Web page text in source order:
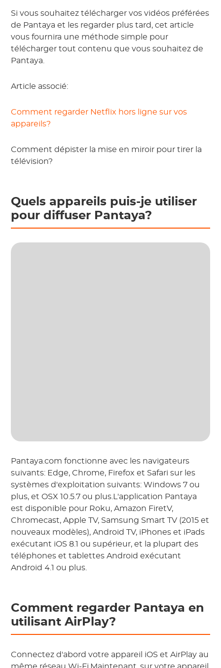
Si vous souhaitez télécharger vos vidéos préférées
de Pantaya et les regarder plus tard, cet article
vous fournira une méthode simple pour
télécharger tout contenu que vous souhaitez de
Pantaya.
Article associé:
Comment regarder Netflix hors ligne sur vos
appareils?
Comment dépister la mise en miroir pour tirer la
télévision?
Quels appareils puis-je utiliser
pour diffuser Pantaya?
Pantaya.com fonctionne avec les navigateurs
suivants: Edge, Chrome, Firefox et Safari sur les
systèmes d'exploitation suivants: Windows 7 ou
plus, et OSX 10.5.7 ou plus.L'application Pantaya
est disponible pour Roku, Amazon FiretV,
Chromecast, Apple TV, Samsung Smart TV (2015 et
nouveaux modèles), Android TV, iPhones et iPads
exécutant iOS 8.1 ou supérieur, et la plupart des
téléphones et tablettes Android exécutant
Android 4.1 ou plus.
Comment regarder Pantaya en
utilisant AirPlay?
Connectez d'abord votre appareil iOS et AirPlay au